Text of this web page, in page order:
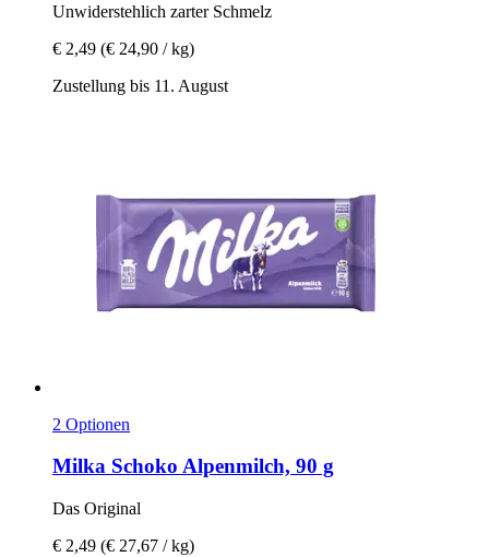
Unwiderstehlich zarter Schmelz
€ 2,49 (€ 24,90 / kg)
Zustellung bis 11. August
2 Optionen
Milka Schoko Alpenmilch, 90 g
Das Original
€ 2,49 (€ 27,67 / kg)